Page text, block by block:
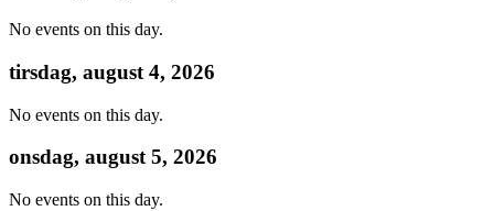
No events on this day.
tirsdag, august 4, 2026
No events on this day.
onsdag, august 5, 2026
No events on this day.